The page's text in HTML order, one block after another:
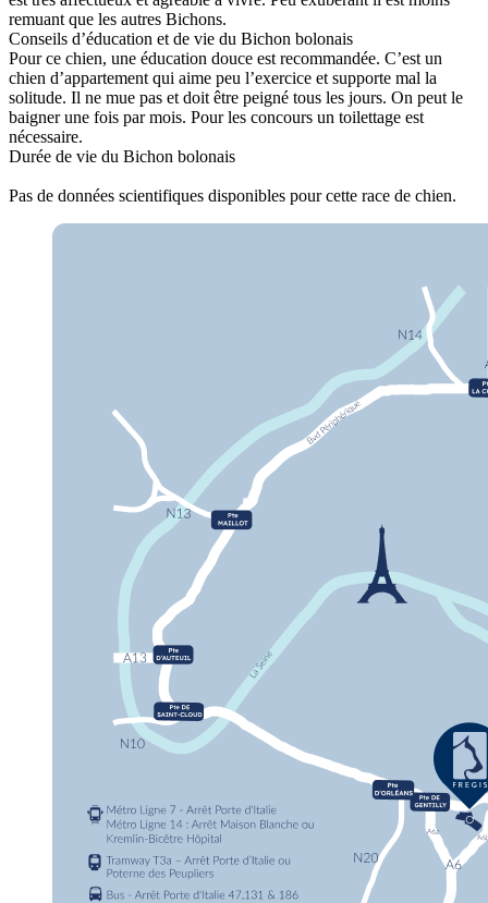
remuant que les autres Bichons.
Conseils d’éducation et de vie du Bichon bolonais
Pour ce chien, une éducation douce est recommandée. C’est un
chien d’appartement qui aime peu l’exercice et supporte mal la
solitude. Il ne mue pas et doit être peigné tous les jours. On peut le
baigner une fois par mois. Pour les concours un toilettage est
nécessaire.
Durée de vie du Bichon bolonais
Pas de données scientifiques disponibles pour cette race de chien.